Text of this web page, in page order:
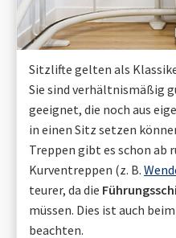
Sitzlifte gelten als
Sie sind verhältnismäßig
geeignet, die noch aus
in einen Sitz setzen
Treppen gibt es schon ab
Kurventreppen (z. B.
teurer, da die
müssen. Dies ist auch
beachten.